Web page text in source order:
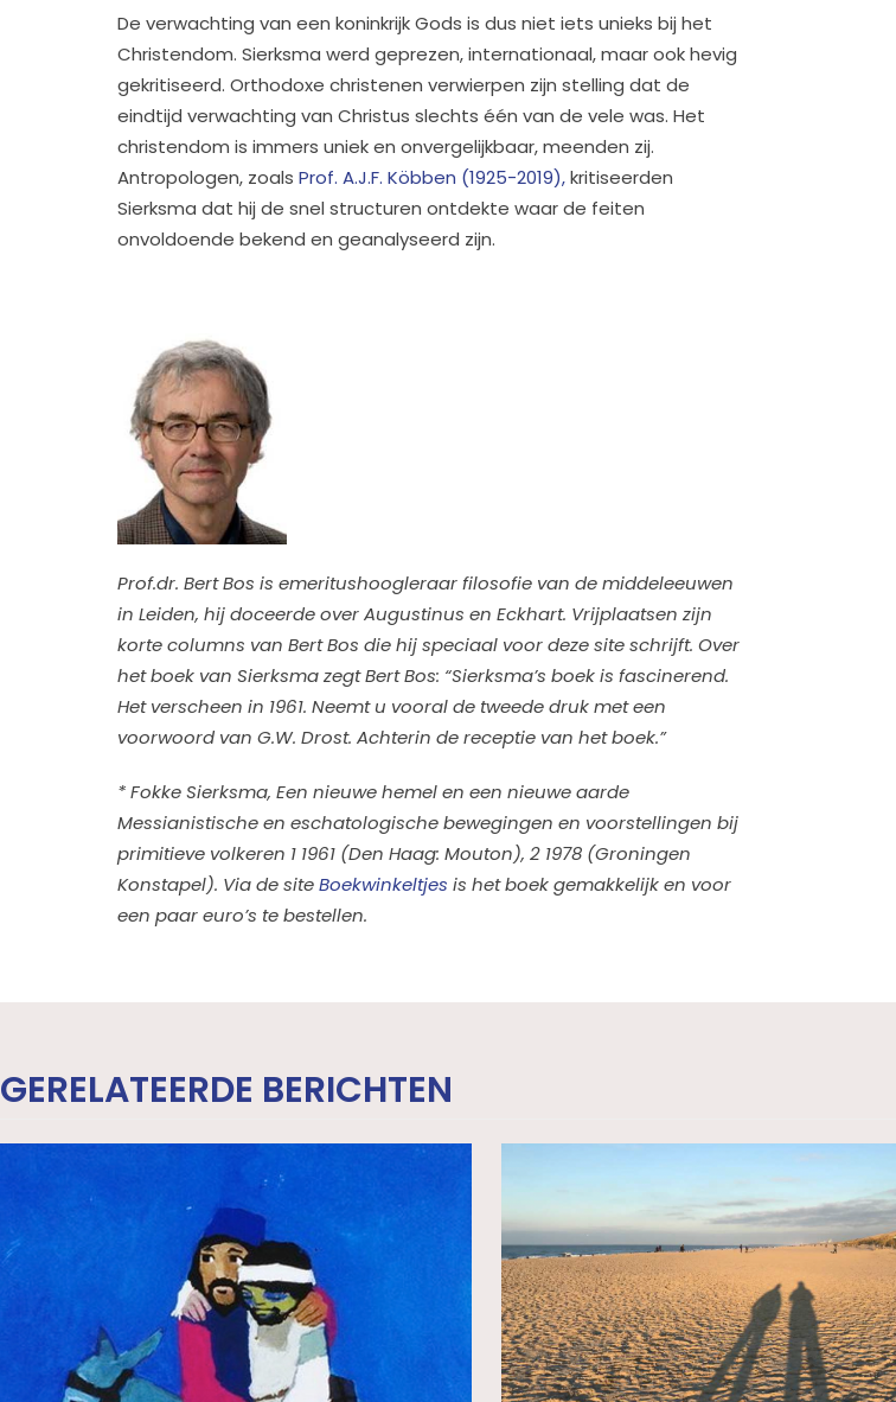
De verwachting van een koninkrijk Gods is dus niet iets unieks bij het
Christendom. Sierksma werd geprezen, internationaal, maar ook hevig
gekritiseerd. Orthodoxe christenen verwierpen zijn stelling dat de
eindtijd verwachting van Christus slechts één van de vele was. Het
christendom is immers uniek en onvergelijkbaar, meenden zij.
Antropologen, zoals Prof. A.J.F. Köbben (1925-2019),kritiseerden
Sierksma dat hij de snel structuren ontdekte waar de feiten
onvoldoende bekend en geanalyseerd zijn.
Prof.dr. Bert Bos is emeritushoogleraar filosofie van de middeleeuwen
in Leiden, hij doceerde over Augustinus en Eckhart. Vrijplaatsen zijn
korte columns van Bert Bos die hij speciaal voor deze site schrijft. Over
het boek van Sierksma zegt Bert Bos: “Sierksma’s boek is fascinerend.
Het verscheen in 1961. Neemt u vooral de tweede druk met een
voorwoord van G.W. Drost. Achterin de receptie van het boek.”
* Fokke Sierksma, Een nieuwe hemel en een nieuwe aarde
Messianistische en eschatologische bewegingen en voorstellingen bij
primitieve volkeren 1 1961 (Den Haag: Mouton), 2 1978 (Groningen
Konstapel). Via de siteBoekwinkeltjes is het boek gemakkelijk en voor
een paar euro’s te bestellen.
GERELATEERDE BERICHTEN